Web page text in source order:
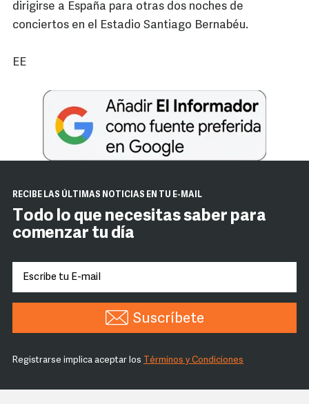
dirigirse a España para otras dos noches de
conciertos en el Estadio Santiago Bernabéu.
EE
RECIBE LAS ÚLTIMAS NOTICIAS EN TU E-MAIL
Todo lo que necesitas saber para
comenzar tu día
Suscríbete
Registrarse implica aceptar los Términos y Condiciones